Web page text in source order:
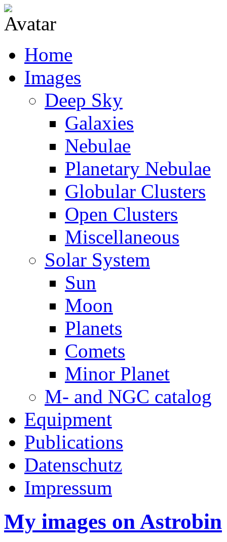
Home
Images
Deep Sky
Galaxies
Nebulae
Planetary Nebulae
Globular Clusters
Open Clusters
Miscellaneous
Solar System
Sun
Moon
Planets
Comets
Minor Planet
M- and NGC catalog
Equipment
Publications
Datenschutz
Impressum
My images on Astrobin